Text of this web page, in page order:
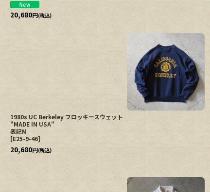
20,680円(税込)
1980s UC Berkeley フロッキースウェット
"MADE IN USA"
表記M
[E25-9-46]
20,680円(税込)